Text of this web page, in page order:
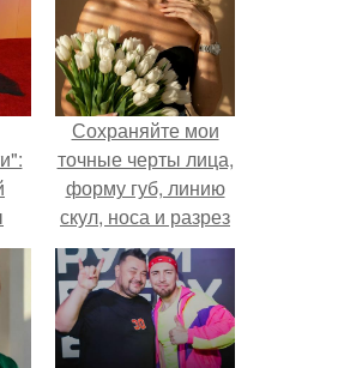
Сохраняйте мои
точные черты лица,
форму губ, линию
скул, носа и разрез
глаз.